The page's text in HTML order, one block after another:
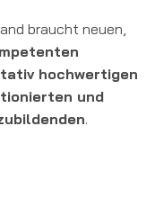
braucht neuen,
hochwertigen
und
.